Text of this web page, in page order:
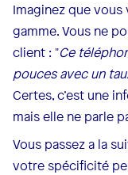
Imaginez que
gamme. Vous ne
client : "Ce
pouces avec un
Certes, c’est une
mais elle ne parle
Vous passez a la
votre spécificité